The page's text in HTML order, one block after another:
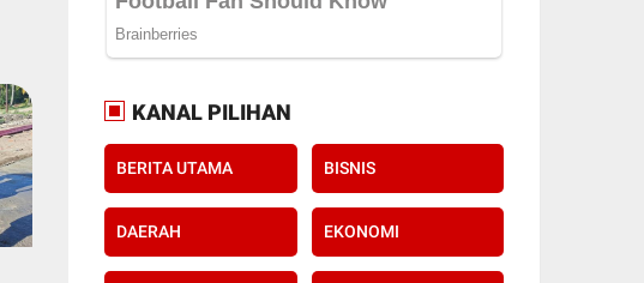
KANAL PILIHAN
BERITA UTAMA BISNIS
DAERAH EKONOMI